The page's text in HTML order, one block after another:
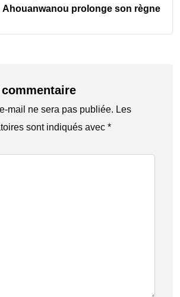
Ahouanwanou prolonge son règne
mail ne sera pas publiée. Les
sont indiqués avec *